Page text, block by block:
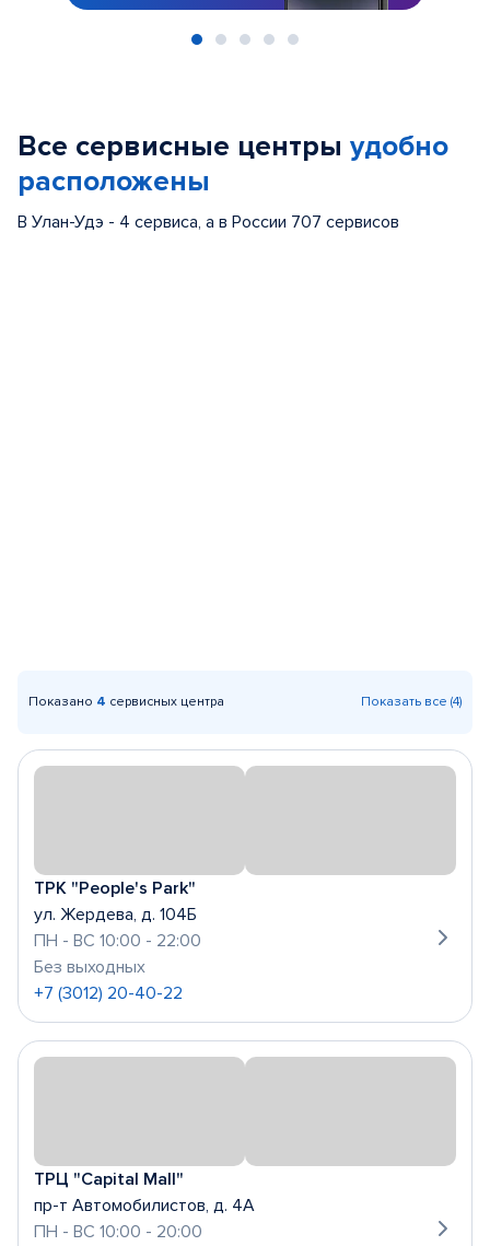
Все сервисные центры удобно
расположены
В Улан-Удэ - 4 сервиса, а в России 707 сервисов
Показано 4 сервисных центра Показать все (4)
ТРК "People's Park"
ул. Жердева, д. 104Б
ПН - ВС 10:00 - 22:00
Без выходных
+7 (3012) 20-40-22
ТРЦ "Capital Mall"
пр-т Автомобилистов, д. 4А
ПН - ВС 10:00 - 20:00